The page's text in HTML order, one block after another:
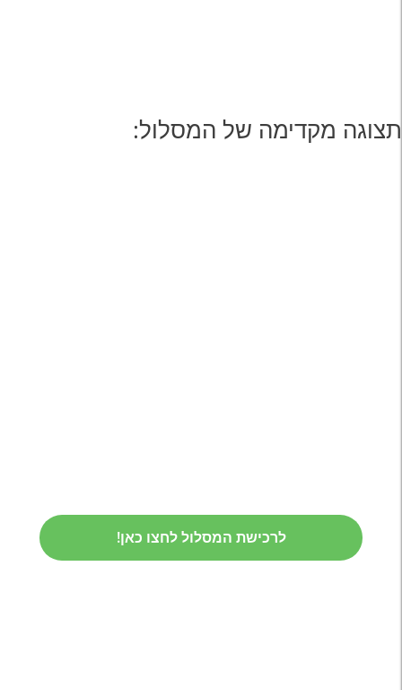
תצוגה מקדימה של המסלול:
לרכישת המסלול לחצו כאן!